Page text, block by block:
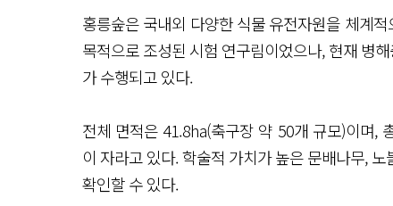
홍릉숲은 국내외 다양한 식물 유전자원을 체계
목적으로 조성된 시험 연구림이었으나, 현재 병
가 수행되고 있다.
전체 면적은 41.8ha(축구장 약 50개 규모)이며,
이 자라고 있다. 학술적 가치가 높은 문배나무,
확인할 수 있다.